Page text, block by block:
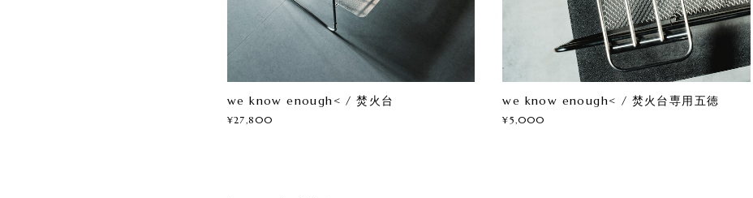
we know enough< / 焚火台
¥27,800
we know enough< / 焚火台専用五徳
¥5,000